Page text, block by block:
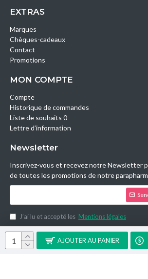
AJOUTER AU PANIER
EXTRAS
Marques
Chèques-cadeaux
Contact
Promotions
MON COMPTE
Compte
Historique de commandes
Liste de souhaits 0
Lettre d’information
Newsletter
Inscrivez-vous et recevez notre Newsletter
de toutes les promotions de notre
J’ai lu et accepté les Mentions légales
Copyright © 2014, Parashop.tn, All Rights